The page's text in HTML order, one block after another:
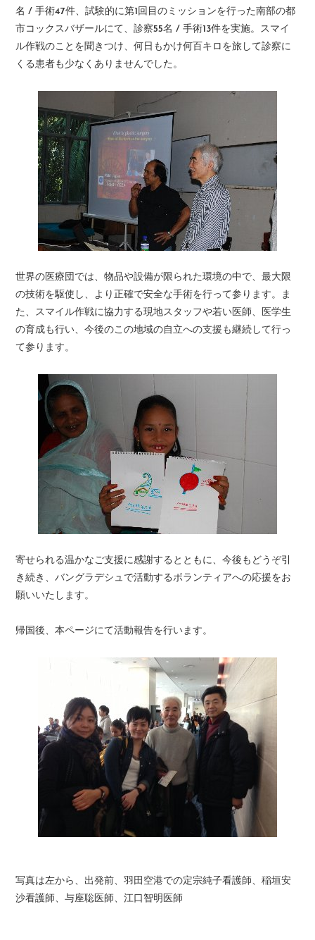
名 / 手術47件、試験的に第1回目のミッションを行った南部の都
市コックスバザールにて、診察55名 / 手術13件を実施。スマイ
ル作戦のことを聞きつけ、何日もかけ何百キロを旅して診察に
くる患者も少なくありませんでした。
世界の医療団では、物品や設備が限られた環境の中で、最大限
の技術を駆使し、より正確で安全な手術を行って参ります。ま
た、スマイル作戦に協力する現地スタッフや若い医師、医学生
の育成も行い、今後のこの地域の自立への支援も継続して行っ
て参ります。
寄せられる温かなご支援に感謝するとともに、今後もどうぞ引
き続き、バングラデシュで活動するボランティアへの応援をお
願いいたします。
帰国後、本ページにて活動報告を行います。
写真は左から、出発前、羽田空港での定宗純子看護師、稲垣安
沙看護師、与座聡医師、江口智明医師